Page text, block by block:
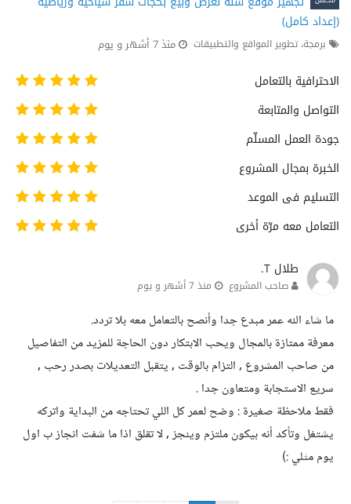
(إعداد كامل)
برمجة، تطوير المواقع والتطبيقات منذ 7 أشهر و يوم
الاحترافية بالتعامل
التواصل والمتابعة
جودة العمل المسلّم
الخبرة بمجال المشروع
التسليم فى الموعد
التعامل معه مرّة أخرى
طلال T.
صاحب المشروع منذ 7 أشهر و يوم
ما شاء الله عمر مبدع جدا وأنصح بالتعامل معه بلا تردد.
معرفة ممتازة بالمجال ويحب الابتكار دون الحاجة للمزيد من التفاصيل
من صاحب المشروع , التزام بالوقت , يتقبل التعديلات بصدر رحب ,
سريع الاستجابة ومتعاون جدا .
فقط ملاحظة صغيرة : وضح لعمر كل اللي تحتاجه من البداية واتركه
يشتغل وتأكد أنه بيكون ملتزم وينجز , لا تقلق اذا ما شفت انجاز ب اول
يوم مثلي :)